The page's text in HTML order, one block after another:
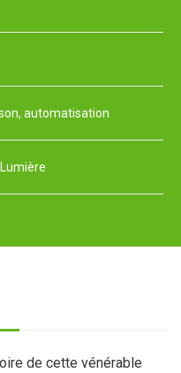
automatisation
Lumière
de cette vénérable